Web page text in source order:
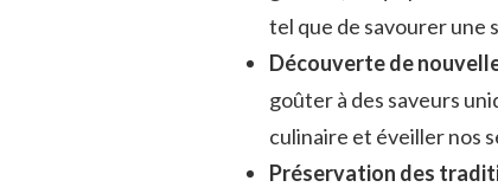
tel que de savourer une
Découverte de⁢
goûter à des saveurs
culinaire et éveiller nos
Préservation ​des